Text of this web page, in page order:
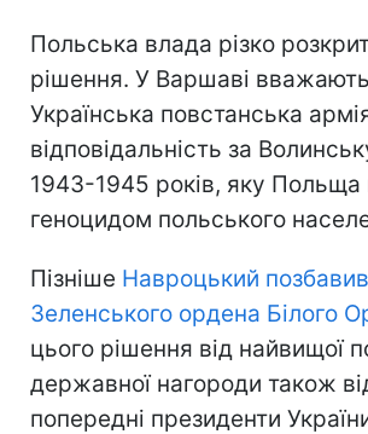
Польська влада різко
рішення. У Варшаві
Українська повстанська
відповідальність за
1943-1945 років, яку Польща
геноцидом польського
Пізніше Навроцький позбавив
Зеленського ордена Білого
цього рішення від найвищої
державної нагороди також
попередні президенти